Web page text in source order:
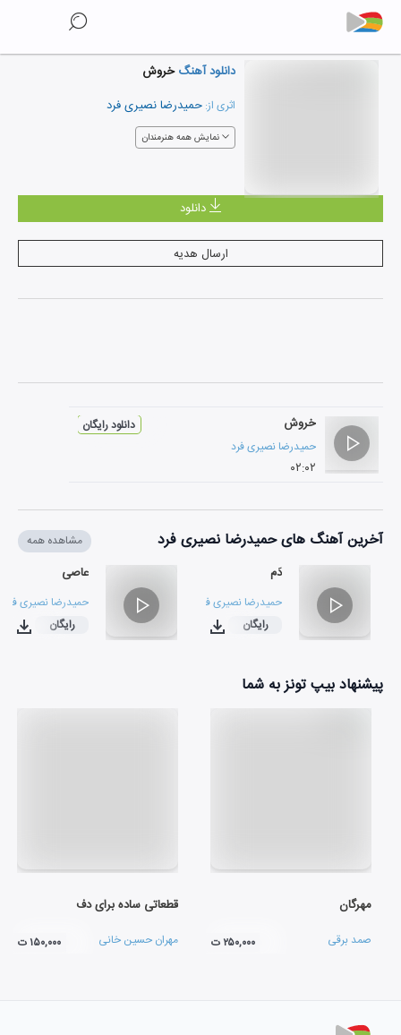
دانلود آهنگخروش
اثری از: حمیدرضا نصیری فرد
نمایش همه هنرمندان
دانلود
ارسال هدیه
خروش
حمیدرضا نصیری فرد
۰۲:۰۲
دانلود رایگان
آخرین آهنگ های حمیدرضا نصیری فرد مشاهده همه
دَم
حمیدرضا نصیری فرد
۰۱:۳۶
رایگان
عاصی
حمیدرضا نصیری فرد
۰۲:۱۶
رایگان
پیشنهاد بیپ تونز به شما
مهرگان
صمد برقی ۲۵۰,۰۰۰ ت
قطعاتی ساده برای دف
مهران حسین خانی ۱۵۰,۰۰۰ ت